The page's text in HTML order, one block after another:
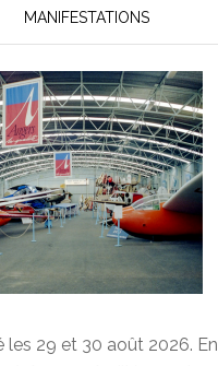
MANIFESTATIONS
les 29 et 30 août 2026. En